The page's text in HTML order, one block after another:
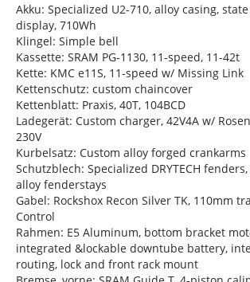
Akku: Specialized U2-710, alloy casing,
display, 710Wh
Klingel: Simple bell
Kassette: SRAM PG-1130, 11-speed, 11-42t
Kette: KMC e11S, 11-speed w/ Missing Link
Kettenschutz: custom chaincover
Kettenblatt: Praxis, 40T, 104BCD
Ladegerät: Custom charger, 42V4A w/
230V
Kurbelsatz: Custom alloy forged crankarms
Schutzblech: Specialized DRYTECH
alloy fenderstays
Gabel: Rockshox Recon Silver TK, 110mm
Control
Rahmen: E5 Aluminum, bottom bracket
integrated &lockable downtube battery,
routing, lock and front rack mount